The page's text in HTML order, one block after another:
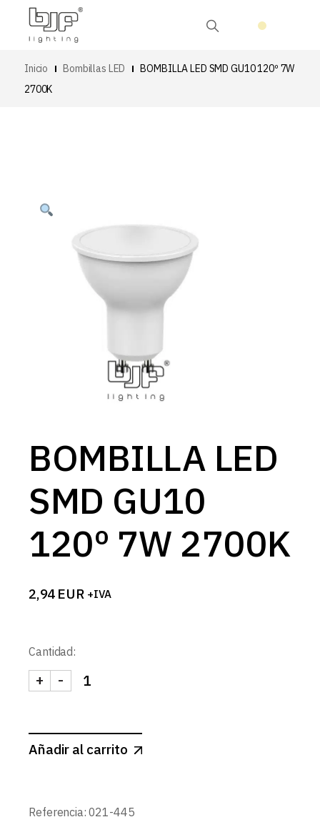
Inicio Bombillas LED
BOMBILLA LED SMD GU10 120º 7W
2700K
BOMBILLA LED
SMD GU10
120º 7W 2700K
2,94 EUR +IVA
Cantidad:
BOMBILLA LED SMD GU10 120º 7W 2700K
-
+
Añadir al carrito
Referencia: 021-445